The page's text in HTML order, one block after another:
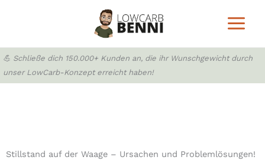
💪 Schließe dich 150.000+ Kunden an, die ihr Wunschgewicht durch
unser LowCarb-Konzept erreicht haben!
Stillstand auf der Waage – Ursachen und Problemlösungen!